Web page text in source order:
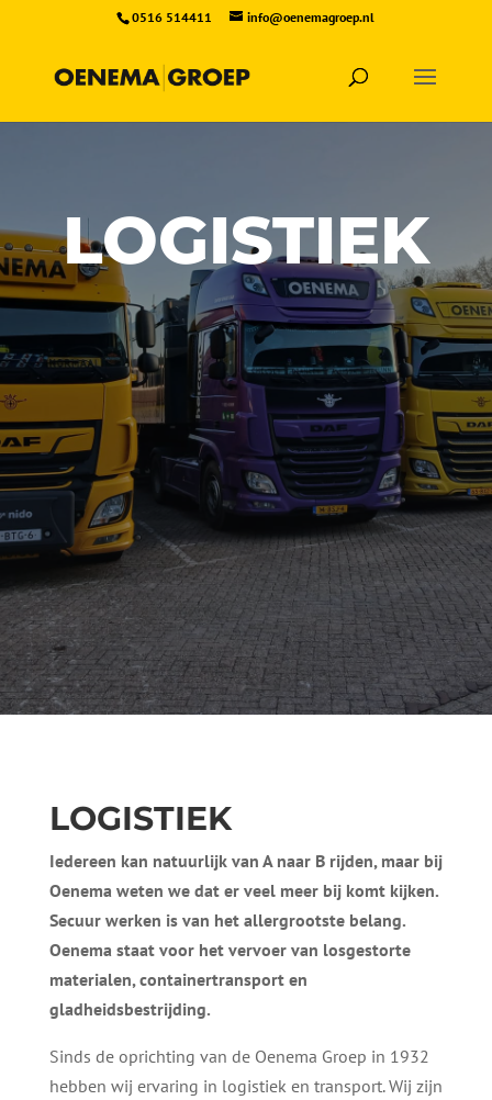
0516 514411 info@oenemagroep.nl
LOGISTIEK
LOGISTIEK
Iedereen kan natuurlijk van A naar B rijden, maar bij
Oenema weten we dat er veel meer bij komt kijken.
Secuur werken is van het allergrootste belang.
Oenema staat voor het vervoer van losgestorte
materialen, containertransport en
gladheidsbestrijding.
Sinds de oprichting van de Oenema Groep in 1932
hebben wij ervaring in logistiek en transport. Wij zijn